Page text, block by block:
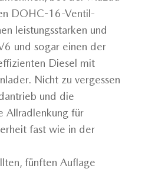
DOHC-16-Ventil-
leistungsstarken und
und sogar einen der
Diesel mit
Nicht zu vergessen
und die
Allradlenkung für
fast wie in der
fünften Auflage